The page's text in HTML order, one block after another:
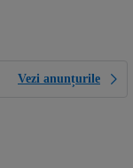
Vezi anunțurile